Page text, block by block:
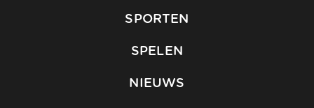
SPORTEN
SPELEN
NIEUWS